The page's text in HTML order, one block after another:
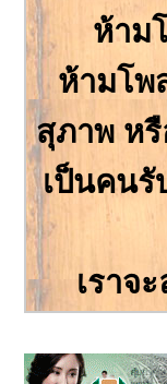
ห้าม
ห้ามโพ
สุภาพ ห
เป็นคนรั
เราจ